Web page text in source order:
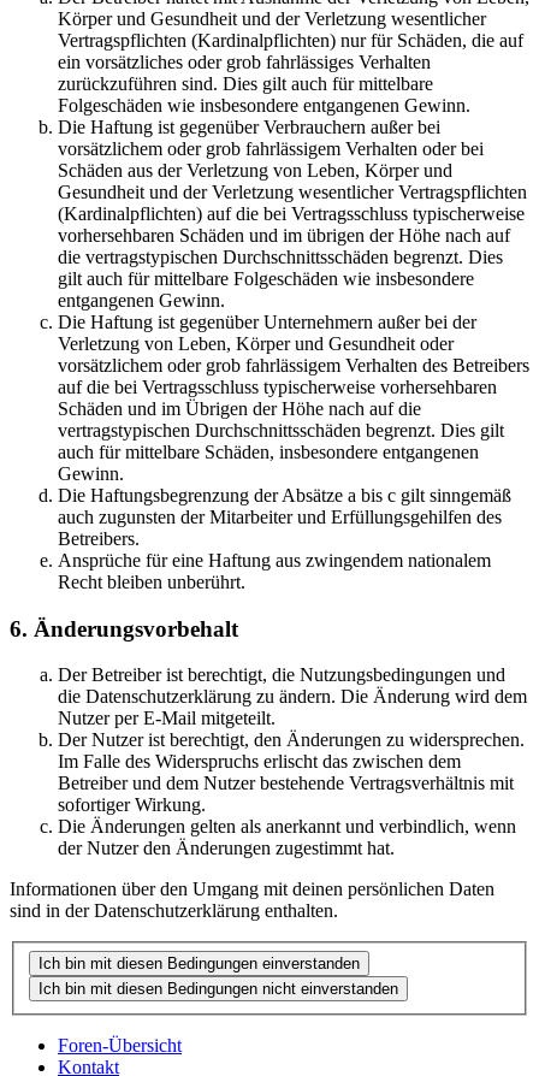
Körper und Gesundheit und der Verletzung wesentlicher
Vertragspflichten (Kardinalpflichten) nur für Schäden, die auf
ein vorsätzliches oder grob fahrlässiges Verhalten
zurückzuführen sind. Dies gilt auch für mittelbare
Folgeschäden wie insbesondere entgangenen Gewinn.
Die Haftung ist gegenüber Verbrauchern außer bei
vorsätzlichem oder grob fahrlässigem Verhalten oder bei
Schäden aus der Verletzung von Leben, Körper und
Gesundheit und der Verletzung wesentlicher Vertragspflichten
(Kardinalpflichten) auf die bei Vertragsschluss typischerweise
vorhersehbaren Schäden und im übrigen der Höhe nach auf
die vertragstypischen Durchschnittsschäden begrenzt. Dies
gilt auch für mittelbare Folgeschäden wie insbesondere
entgangenen Gewinn.
Die Haftung ist gegenüber Unternehmern außer bei der
Verletzung von Leben, Körper und Gesundheit oder
vorsätzlichem oder grob fahrlässigem Verhalten des Betreibers
auf die bei Vertragsschluss typischerweise vorhersehbaren
Schäden und im Übrigen der Höhe nach auf die
vertragstypischen Durchschnittsschäden begrenzt. Dies gilt
auch für mittelbare Schäden, insbesondere entgangenen
Gewinn.
Die Haftungsbegrenzung der Absätze a bis c gilt sinngemäß
auch zugunsten der Mitarbeiter und Erfüllungsgehilfen des
Betreibers.
Ansprüche für eine Haftung aus zwingendem nationalem
Recht bleiben unberührt.
6. Änderungsvorbehalt
Der Betreiber ist berechtigt, die Nutzungsbedingungen und
die Datenschutzerklärung zu ändern. Die Änderung wird dem
Nutzer per E-Mail mitgeteilt.
Der Nutzer ist berechtigt, den Änderungen zu widersprechen.
Im Falle des Widerspruchs erlischt das zwischen dem
Betreiber und dem Nutzer bestehende Vertragsverhältnis mit
sofortiger Wirkung.
Die Änderungen gelten als anerkannt und verbindlich, wenn
der Nutzer den Änderungen zugestimmt hat.
Informationen über den Umgang mit deinen persönlichen Daten
sind in der Datenschutzerklärung enthalten.
Foren-Übersicht
Kontakt